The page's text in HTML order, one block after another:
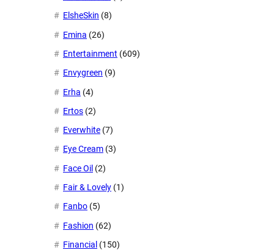
ElsheSkin (8)
Emina (26)
Entertainment (609)
Envygreen (9)
Erha (4)
Ertos (2)
Everwhite (7)
Eye Cream (3)
Face Oil (2)
Fair & Lovely (1)
Fanbo (5)
Fashion (62)
Financial (150)